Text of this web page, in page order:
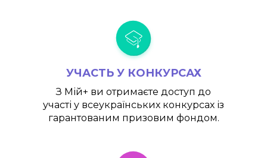
УЧАСТЬ У КОНКУРСАХ
З Мій+ ви отримаєте доступ до
участі у всеукраїнських конкурсах із
гарантованим призовим фондом.